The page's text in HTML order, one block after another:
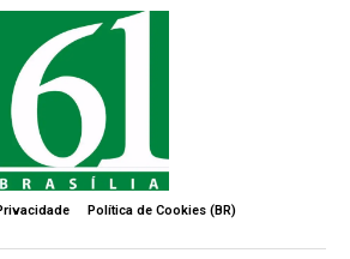
Política de Cookies (BR)